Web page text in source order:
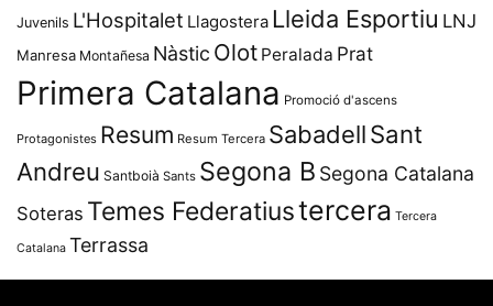
Juvenils L'Hospitalet Llagostera Lleida Esportiu LNJ
Manresa Montañesa Nàstic Olot Peralada Prat
Primera Catalana Promoció d'ascens
Protagonistes Resum Resum Tercera SabadellSant
Andreu Santboià Sants Segona B Segona Catalana
Soteras Temes Federatiustercera Tercera
Catalana Terrassa